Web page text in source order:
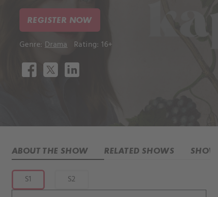
REGISTER NOW
Genre: Drama Rating: 16+
ABOUT THE SHOW RELATED SHOWS
S1 S2